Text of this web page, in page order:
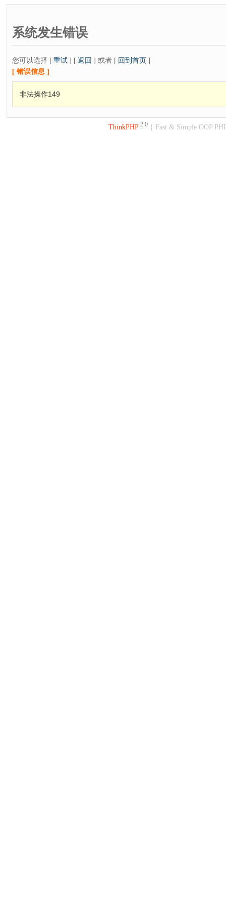
系统发生错误
您可以选择 [ 重试 ] [ 返回 ] 或者 [ 回到首页 ]
[ 错误信息 ]
非法操作149
ThinkPHP 2.0 { Fast & Simple OOP